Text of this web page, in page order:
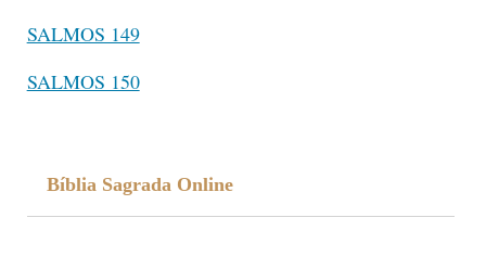
SALMOS 149
SALMOS 150
Bíblia Sagrada Online